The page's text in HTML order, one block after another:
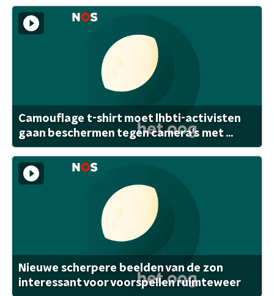
Camouflage t-shirt moet lhbti-activisten
gaan beschermen tegen camera's met ...
Nieuwe scherpere beelden van de zon
interessant voor voorspellen ruimteweer